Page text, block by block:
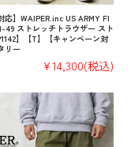
応】WAIPER.inc US ARMY FI
49 ストレッチトラウザー スト
】【T】【キャンペーン対
リー
¥14,300(税込)